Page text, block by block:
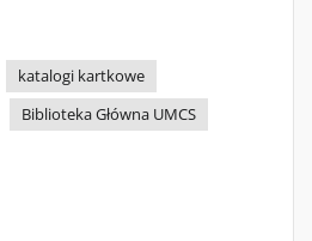
katalogi kartkowe
Biblioteka Główna UMCS